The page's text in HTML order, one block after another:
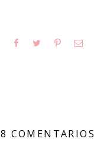
8 COMENTARIOS